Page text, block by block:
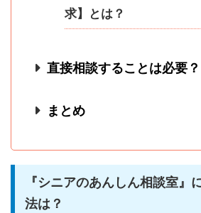
求】とは？
直接相談することは必要
まとめ
『シニアのあんしん相談室』
法は？